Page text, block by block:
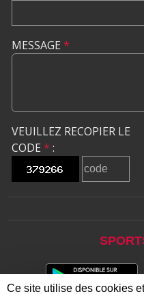
MESSAGE *
VEUILLEZ RECOPIER LE
CODE * :
Ce site utilise des cookies